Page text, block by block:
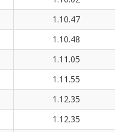
1.10.47
1.10.48
1.11.05
1.11.55
1.12.35
1.12.35